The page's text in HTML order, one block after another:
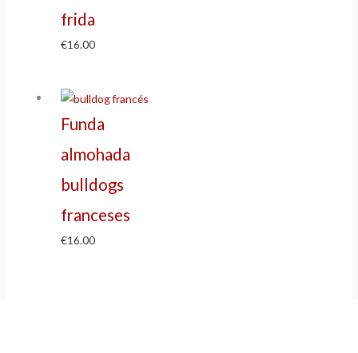
frida
€16.00
Funda
almohada
bulldogs
franceses
€16.00